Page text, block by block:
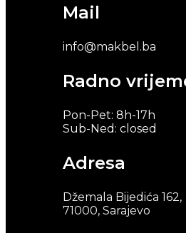
Mail
info@makbel.ba
Radno
Pon-Pet: 8h-17h
Sub-Ned: closed
Adresa
Džemala Bijedića 162,
71000, Sarajevo